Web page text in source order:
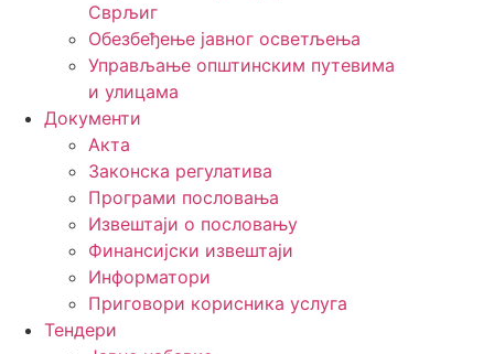
Сврљиг
Обезбеђење јавног осветљења
Управљање општинским путевима
и улицама
Документи
Акта
Законска регулатива
Програми пословања
Извештаји о пословању
Финансијски извештаји
Информатори
Приговори корисника услуга
Тендери